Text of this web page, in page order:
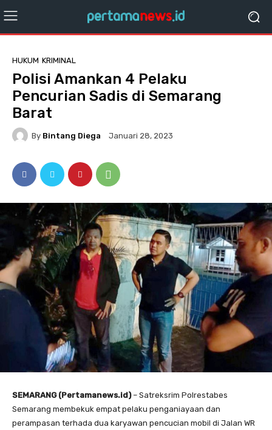
HUKUM KRIMINAL
Polisi Amankan 4 Pelaku
Pencurian Sadis di Semarang
Barat
By Bintang Diega Januari 28, 2023
SEMARANG (Pertamanews.id) – Satreksrim Polrestabes
Semarang membekuk empat pelaku penganiayaan dan
perampasan terhada dua karyawan pencucian mobil di Jalan WR